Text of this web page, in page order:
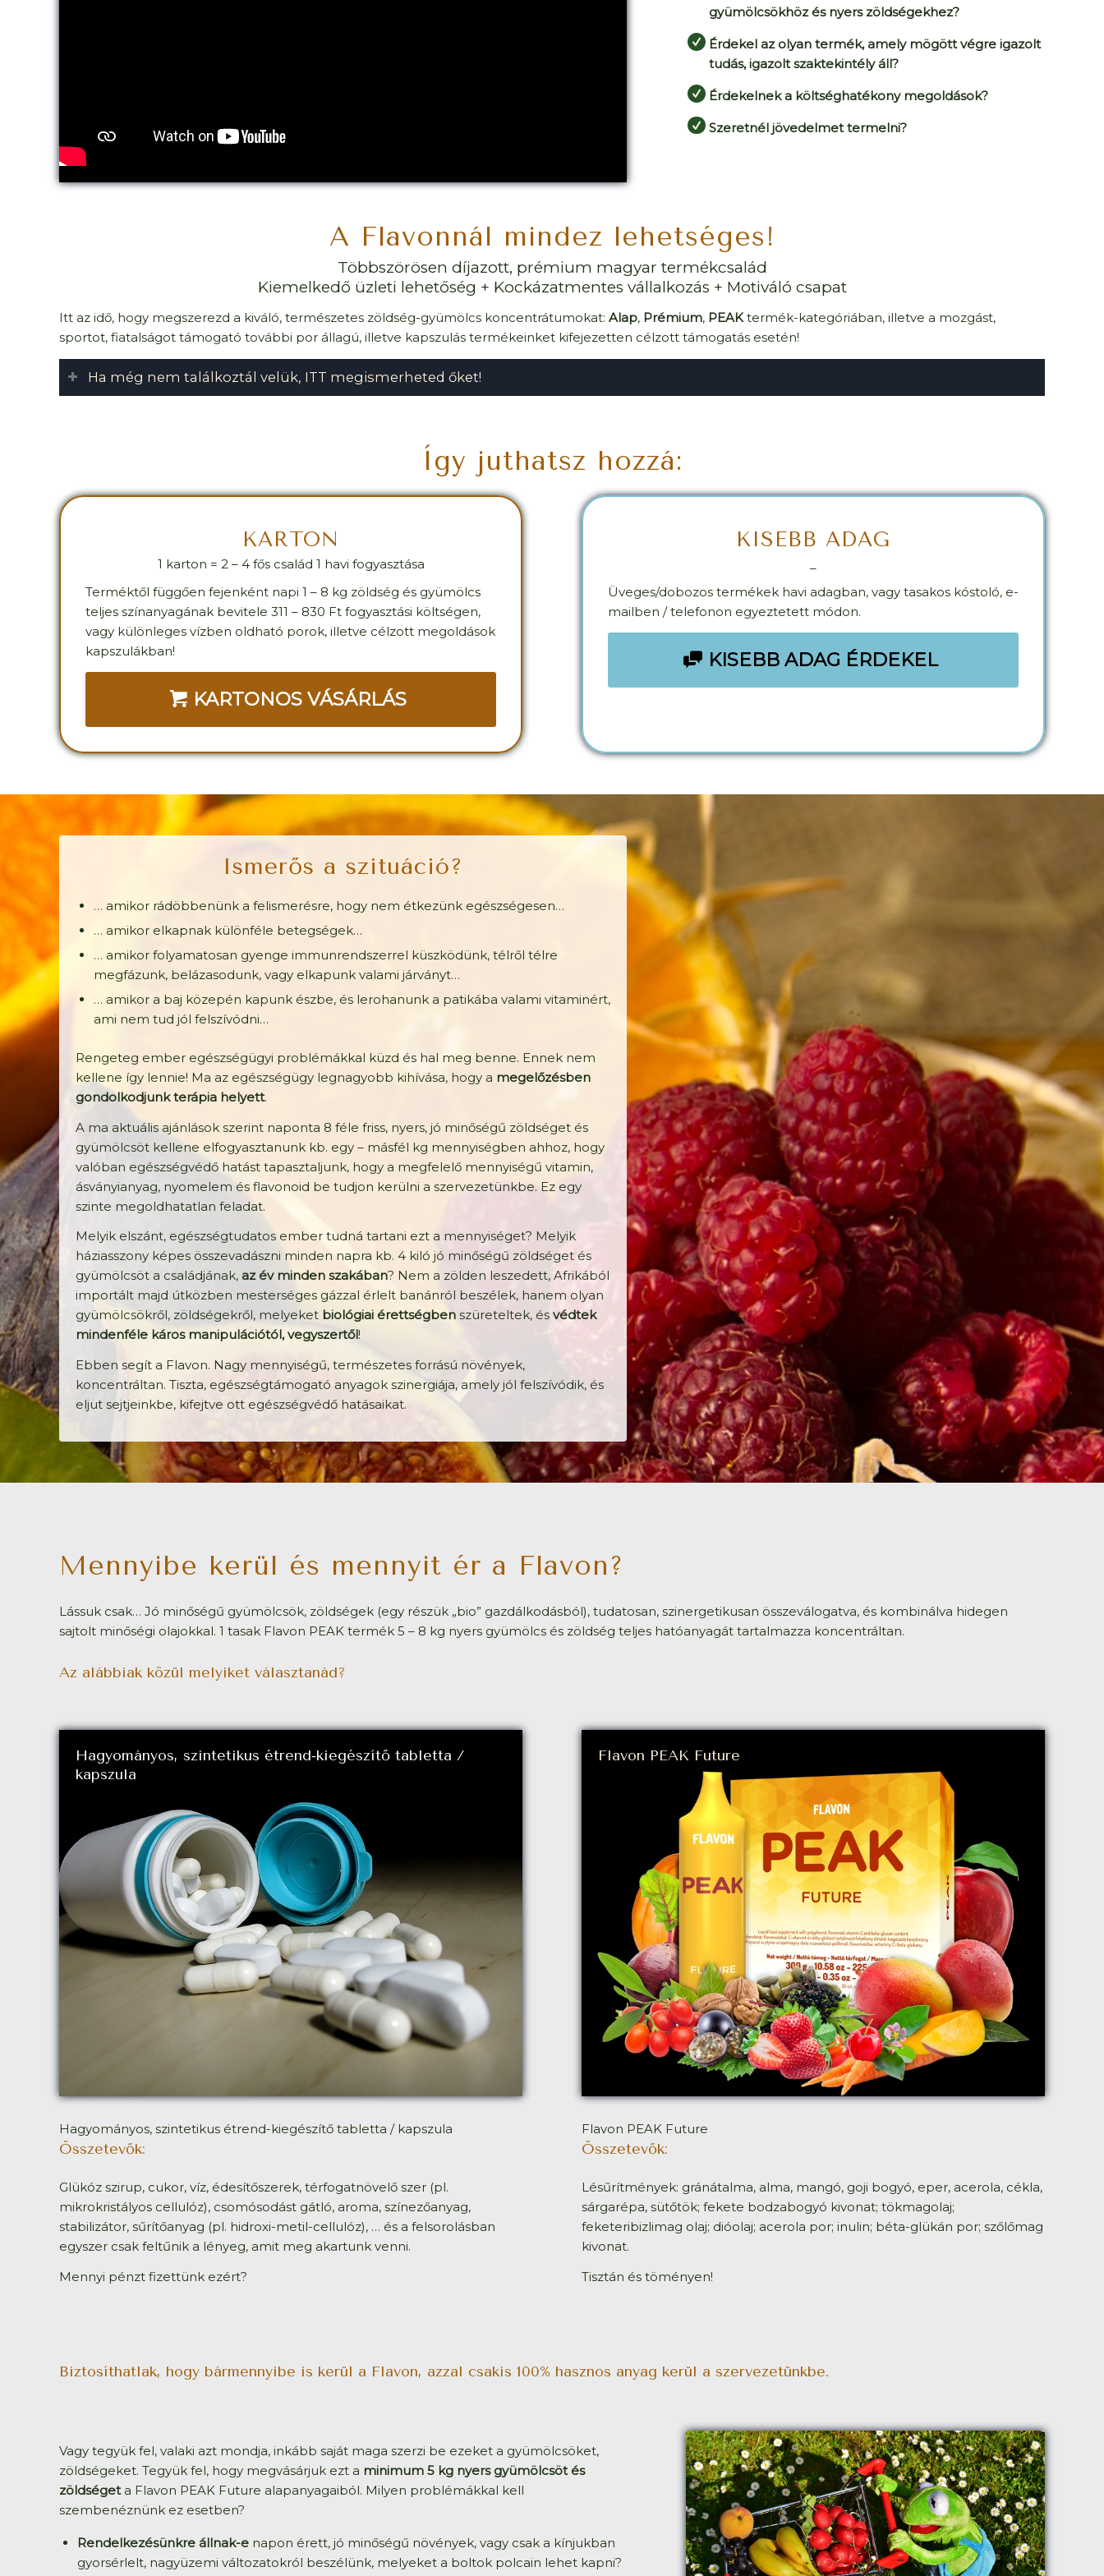
gyümölcsökhöz és nyers zöldségekhez?
Érdekel az olyan termék, amely mögött végre igazolt
tudás, igazolt szaktekintély áll?
Érdekelnek a költséghatékony megoldások?
Szeretnél jövedelmet termelni?
A Flavonnál mindez lehetséges!
Többszörösen díjazott, prémium magyar termékcsalád
Kiemelkedő üzleti lehetőség + Kockázatmentes vállalkozás + Motiváló csapat
Itt az idő, hogy megszerezd a kiváló, természetes zöldség-gyümölcs koncentrátumokat: Alap, Prémium, PEAKtermék-kategóriában, illetve a mozgást,
sportot, fiatalságot támogató további por állagú, illetve kapszulás termékeinket kifejezetten célzott támogatás esetén!
Ha még nem találkoztál velük, ITT megismerheted őket!
Így juthatsz hozzá:
KARTON
1 karton = 2 – 4 fős család 1 havi fogyasztása
Terméktől függően fejenként napi 1 – 8 kg zöldség és gyümölcs
teljes színanyagának bevitele 311 – 830 Ft fogyasztási költségen,
vagy különleges vízben oldható porok, illetve célzott megoldások
kapszulákban!
KARTONOS VÁSÁRLÁS
KISEBB ADAG
Üveges/dobozos termékek havi adagban, vagy tasakos kóstoló, e-
mailben / telefonon egyeztetett módon.
KISEBB ADAG ÉRDEKEL
Ismerős a szituáció?
… amikor rádöbbenünk a felismerésre, hogy nem étkezünk egészségesen…
… amikor elkapnak különféle betegségek…
… amikor folyamatosan gyenge immunrendszerrel küszködünk, télről télre
megfázunk, belázasodunk, vagy elkapunk valami járványt…
… amikor a baj közepén kapunk észbe, és lerohanunk a patikába valami vitaminért,
ami nem tud jól felszívódni…
Rengeteg ember egészségügyi problémákkal küzd és hal meg benne. Ennek nem
kellene így lennie! Ma az egészségügy legnagyobb kihívása, hogy a megelőzésben
gondolkodjunk terápia helyett.
A ma aktuális ajánlások szerint naponta 8 féle friss, nyers, jó minőségű zöldséget és
gyümölcsöt kellene elfogyasztanunk kb. egy – másfél kg mennyiségben ahhoz, hogy
valóban egészségvédő hatást tapasztaljunk, hogy a megfelelő mennyiségű vitamin,
ásványianyag, nyomelem és flavonoid be tudjon kerülni a szervezetünkbe. Ez egy
szinte megoldhatatlan feladat.
Melyik elszánt, egészségtudatos ember tudná tartani ezt a mennyiséget? Melyik
háziasszony képes összevadászni minden napra kb. 4 kiló jó minőségű zöldséget és
gyümölcsöt a családjának, az év minden szakában? Nem a zölden leszedett, Afrikából
importált majd útközben mesterséges gázzal érlelt banánról beszélek, hanem olyan
gyümölcsökről, zöldségekről, melyeket biológiai érettségben szüreteltek, és védtek
mindenféle káros manipulációtól, vegyszertől!
Ebben segít a Flavon. Nagy mennyiségű, természetes forrású növények,
koncentráltan. Tiszta, egészségtámogató anyagok szinergiája, amely jól felszívódik, és
eljut sejtjeinkbe, kifejtve ott egészségvédő hatásaikat.
Mennyibe kerül és mennyit ér a Flavon?
Lássuk csak… Jó minőségű gyümölcsök, zöldségek (egy részük „bio” gazdálkodásból), tudatosan, szinergetikusan összeválogatva, és kombinálva hidegen
sajtolt minőségi olajokkal. 1 tasak Flavon PEAK termék 5 – 8 kg nyers gyümölcs és zöldség teljes hatóanyagát tartalmazza koncentráltan.
Az alábbiak közül melyiket választanád?
Hagyományos, szintetikus étrend-kiegészítő tabletta /
kapszula
Flavon PEAK Future
Hagyományos, szintetikus étrend-kiegészítő tabletta / kapszula
Összetevők:
Glükóz szirup, cukor, víz, édesítőszerek, térfogatnövelő szer (pl.
mikrokristályos cellulóz), csomósodást gátló, aroma, színezőanyag,
stabilizátor, sűrítőanyag (pl. hidroxi-metil-cellulóz), … és a felsorolásban
egyszer csak feltűnik a lényeg, amit meg akartunk venni.
Mennyi pénzt fizettünk ezért?
Flavon PEAK Future
Összetevők:
Lésűrítmények: gránátalma, alma, mangó, goji bogyó, eper, acerola, cékla,
sárgarépa, sütőtök; fekete bodzabogyó kivonat; tökmagolaj;
feketeribizlimag olaj; dióolaj; acerola por; inulin; béta-glükán por; szőlőmag
kivonat.
Tisztán és töményen!
Biztosíthatlak, hogy bármennyibe is kerül a Flavon, azzal csakis 100% hasznos anyag kerül a szervezetünkbe.
Vagy tegyük fel, valaki azt mondja, inkább saját maga szerzi be ezeket a gyümölcsöket,
zöldségeket. Tegyük fel, hogy megvásárjuk ezt a minimum 5 kg nyers gyümölcsöt és
zöldségeta Flavon PEAK Future alapanyagaiból. Milyen problémákkal kell
szembenéznünk ez esetben?
Rendelkezésünkre állnak-e napon érett, jó minőségű növények, vagy csak a kínjukban
gyorsérlelt, nagyüzemi változatokról beszélünk, melyeket a boltok polcain lehet kapni?